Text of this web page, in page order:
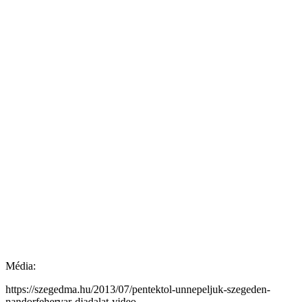
Média:
https://szegedma.hu/2013/07/pentektol-unnepeljuk-szegeden-